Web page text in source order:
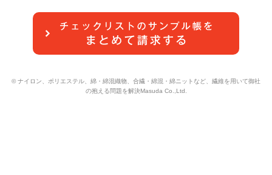
© ナイロン、ポリエステル、綿・綿混織物、合繊・綿混・綿ニットなど、繊維を用いて御社
の抱える問題を解決Masuda Co.,Ltd.